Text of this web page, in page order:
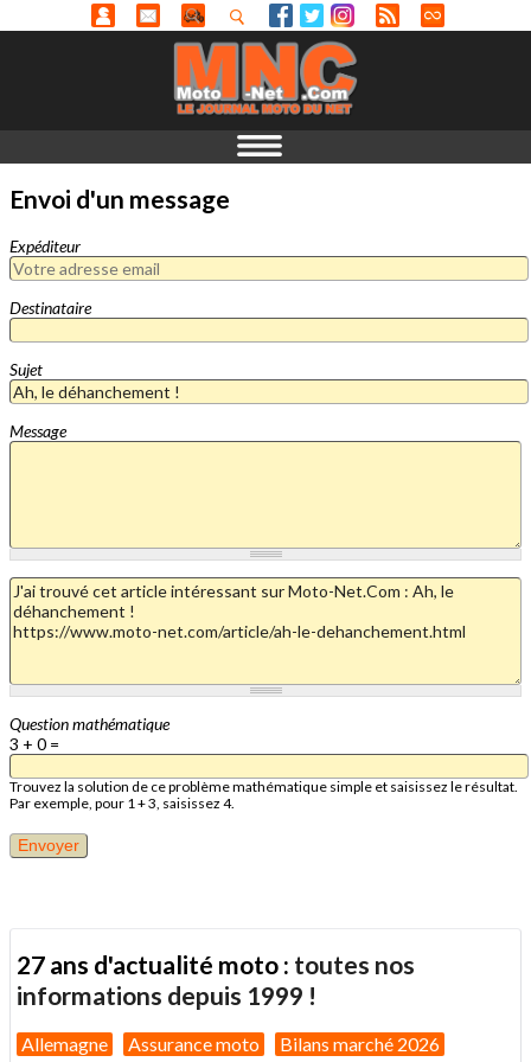
Envoi d'un message
Expéditeur
Destinataire
Sujet
Message
Question mathématique
3 + 0 =
Trouvez la solution de ce problème mathématique simple et saisissez le résultat.
Par exemple, pour 1 + 3, saisissez 4.
27 ans d'actualité moto : toutes nos
informations depuis 1999 !
Allemagne Assurance moto Bilans marché 2026